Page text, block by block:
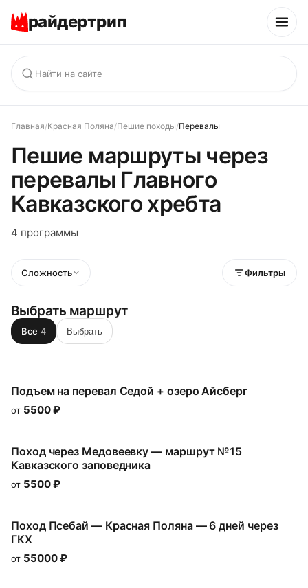
райдертрип
Главная/Красная Поляна/Пешие походы/Перевалы
Пешие маршруты через
перевалы Главного
Кавказского хребта
4 программы
Сложность Фильтры
Выбрать маршрут
Все 4 Выбрать
Подъем на перевал Седой + озеро Айсберг
от 5500₽
Поход через Медовеевку — маршрут №15
Кавказского заповедника
от 5500₽
Поход Псебай — Красная Поляна — 6 дней через
ГКХ
от 55000₽